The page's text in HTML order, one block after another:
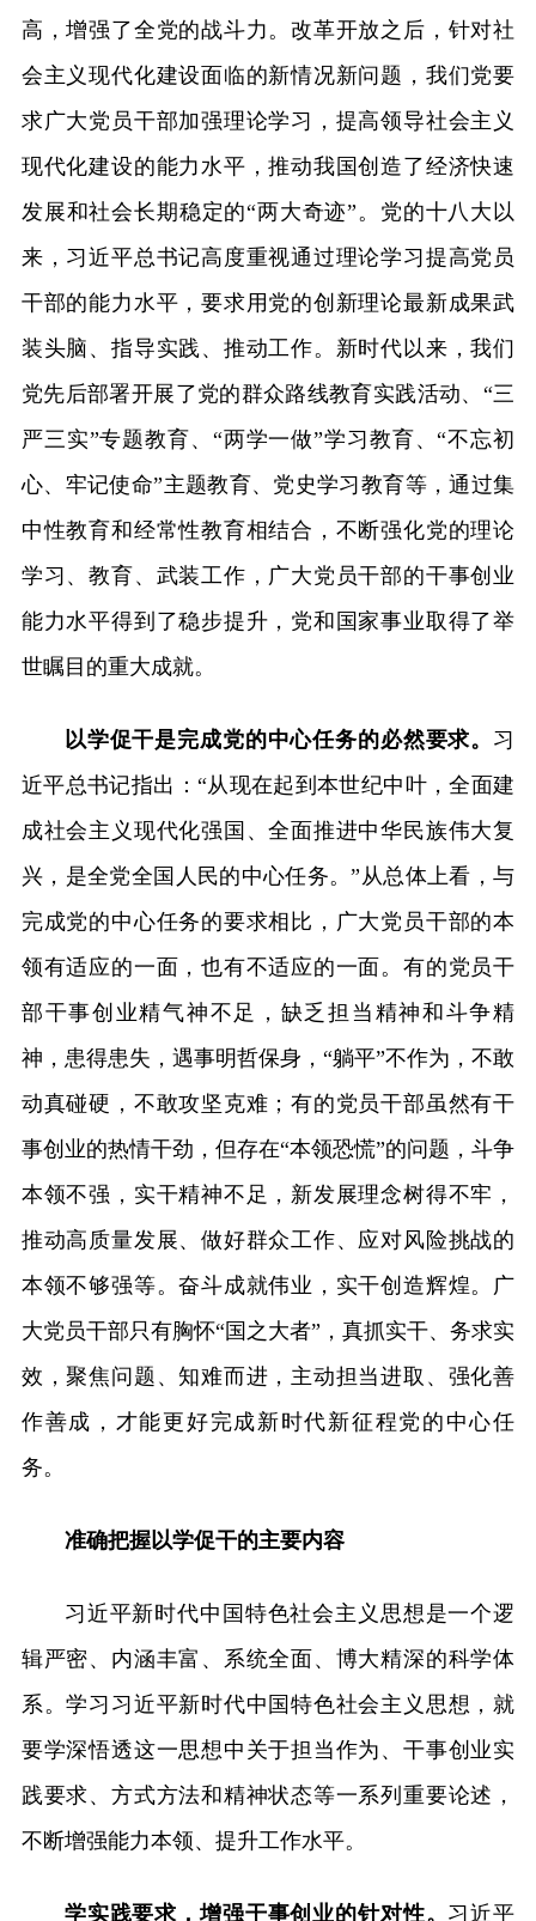
高，增强了全党的战斗力。改革开放之后，针对社
会主义现代化建设面临的新情况新问题，我们党要
求广大党员干部加强理论学习，提高领导社会主义
现代化建设的能力水平，推动我国创造了经济快速
发展和社会长期稳定的“两大奇迹”。党的十八大以
来，习近平总书记高度重视通过理论学习提高党员
干部的能力水平，要求用党的创新理论最新成果武
装头脑、指导实践、推动工作。新时代以来，我们
党先后部署开展了党的群众路线教育实践活动、“三
严三实”专题教育、“两学一做”学习教育、“不忘初
心、牢记使命”主题教育、党史学习教育等，通过集
中性教育和经常性教育相结合，不断强化党的理论
学习、教育、武装工作，广大党员干部的干事创业
能力水平得到了稳步提升，党和国家事业取得了举
世瞩目的重大成就。
以学促干是完成党的中心任务的必然要求。 习
近平总书记指出：“从现在起到本世纪中叶，全面建
成社会主义现代化强国、全面推进中华民族伟大复
兴，是全党全国人民的中心任务。”从总体上看，与
完成党的中心任务的要求相比，广大党员干部的本
领有适应的一面，也有不适应的一面。有的党员干
部干事创业精气神不足，缺乏担当精神和斗争精
神，患得患失，遇事明哲保身，“躺平”不作为，不敢
动真碰硬，不敢攻坚克难；有的党员干部虽然有干
事创业的热情干劲，但存在“本领恐慌”的问题，斗争
本领不强，实干精神不足，新发展理念树得不牢，
推动高质量发展、做好群众工作、应对风险挑战的
本领不够强等。奋斗成就伟业，实干创造辉煌。广
大党员干部只有胸怀“国之大者”，真抓实干、务求实
效，聚焦问题、知难而进，主动担当进取、强化善
作善成，才能更好完成新时代新征程党的中心任
务。
准确把握以学促干的主要内容
习近平新时代中国特色社会主义思想是一个逻
辑严密、内涵丰富、系统全面、博大精深的科学体
系。学习习近平新时代中国特色社会主义思想，就
要学深悟透这一思想中关于担当作为、干事创业实
践要求、方式方法和精神状态等一系列重要论述，
不断增强能力本领、提升工作水平。
学实践要求，增强干事创业的针对性。 习近平